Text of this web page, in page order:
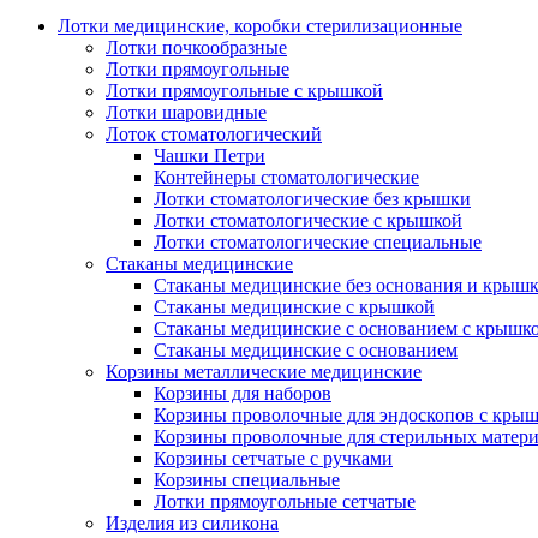
Лотки медицинские, коробки стерилизационные
Лотки почкообразные
Лотки прямоугольные
Лотки прямоугольные с крышкой
Лотки шаровидные
Лоток стоматологический
Чашки Петри
Контейнеры стоматологические
Лотки стоматологические без крышки
Лотки стоматологические с крышкой
Лотки стоматологические специальные
Стаканы медицинские
Стаканы медицинские без основания и
Стаканы медицинские с крышкой
Стаканы медицинские с основанием с
Стаканы медицинские с основанием
Корзины металлические медицинские
Корзины для наборов
Корзины проволочные для эндоскопов с
Корзины проволочные для стерильных
Корзины сетчатые с ручками
Корзины специальные
Лотки прямоугольные сетчатые
Изделия из силикона